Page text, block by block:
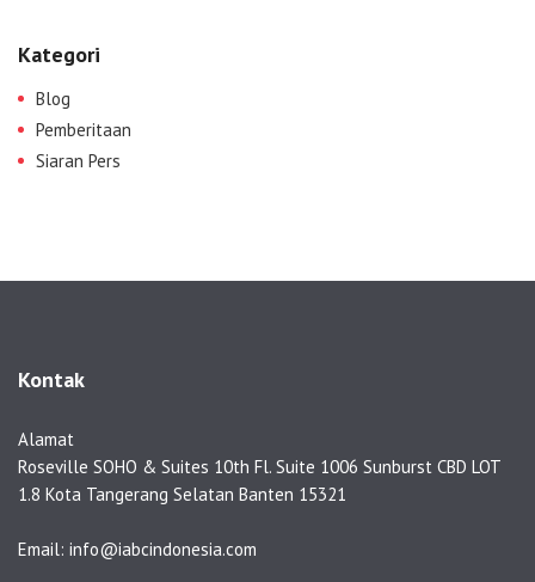
Kategori
Blog
Pemberitaan
Siaran Pers
Kontak
Alamat
Roseville SOHO & Suites 10th Fl. Suite 1006 Sunburst CBD LOT
1.8 Kota Tangerang Selatan Banten 15321
Email: info@iabcindonesia.com